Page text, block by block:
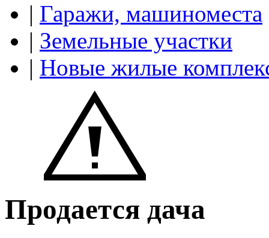
| Гаражи, машиноместа
| Земельные участки
| Новые жилые
Продается дача